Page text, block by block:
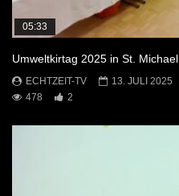
05:33
Umweltkirtag 2025 in St. Michael
ECHTZEIT-TV
13. JULI 2025
478
2